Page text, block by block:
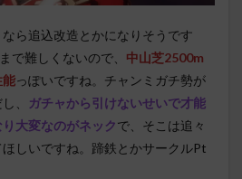
ら追込改造とかになりそうです
で難しくないので、 中山芝2500m
能っぽいですね。チャンミガチ勢が
、
ガチャから引けないせいで才能
大変なのがネックで、そこは追々
しいですね。蹄鉄とかサークルPt